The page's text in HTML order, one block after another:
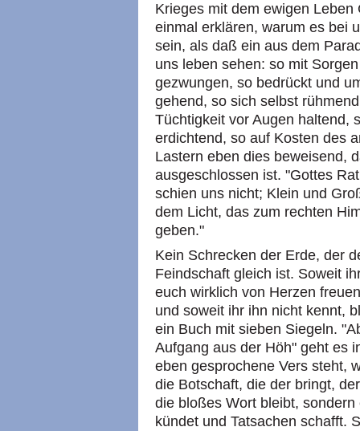
Krieges mit dem ewigen
einmal erklären, warum es bei
sein, als daß ein aus dem
uns leben sehen: so mit
gezwungen, so bedrückt und
gehend, so sich selbst
Tüchtigkeit vor Augen haltend,
erdichtend, so auf Kosten des
Lastern eben dies beweisend,
ausgeschlossen ist. "Gottes
schien uns nicht; Klein und
dem Licht, das zum rechten
geben."
Kein Schrecken der Erde, der
Feindschaft gleich ist. Soweit
euch wirklich von Herzen
und soweit ihr ihn nicht kennt,
ein Buch mit sieben Siegeln.
Aufgang aus der Höh" geht es
eben gesprochene Vers steht,
die Botschaft, die der bringt,
die bloßes Wort bleibt,
kündet und Tatsachen schafft.